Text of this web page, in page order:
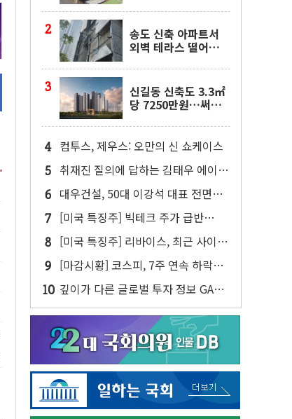
가' 조건
송도 신축 아파트서
외벽 테라스 떨어
"전수 조사"
신길동 신축도 3.3㎡
당 7250만원…써밋
원대
컴투스, 제우스: 오만의 신 쇼케이스
취재진 질의에 답하는 김태우 에이버
튼 CD
대우건설, 50대 이강석 대표 전면
에...임원·조직 대대적 개편 예고
[미국 특징주] 빅테크 주가 급반
등...AI 불안 잦아들고 낙관론 되살아
나
[미국 특징주] 리바이스, 최근 사이버
공격 물결 속 보안 침해 사실 공개
[마감시황] 코스피, 7주 연속 하락…
외국인 매도에 6258.77
깊이가 다른 글로벌 투자 정보 GAM -
맛보기편 (8/7)